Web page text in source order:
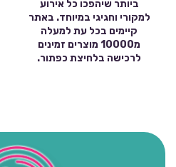
ביותר שיהפכו כל אירוע
למקורי וחגיגי במיוחד. באתר
קיימים בכל עת למעלה
מ10000 מוצרים זמינים
לרכישה בלחיצת כפתור.